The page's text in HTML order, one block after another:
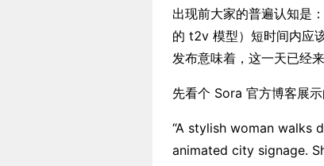
出现前大家的普遍认知是
的 t2v 模型）短时间内应
发布意味着，这一天已经来
先看个 Sora 官方博客展
“A stylish woman walks
animated city signage.